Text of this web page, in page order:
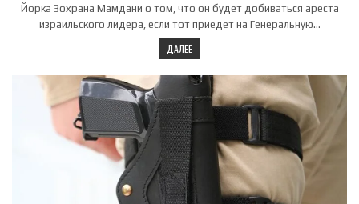
Йорка Зохрана Мамдани о том, что он будет добиваться ареста
израильского лидера, если тот приедет на Генеральную…
ДАЛЕЕ